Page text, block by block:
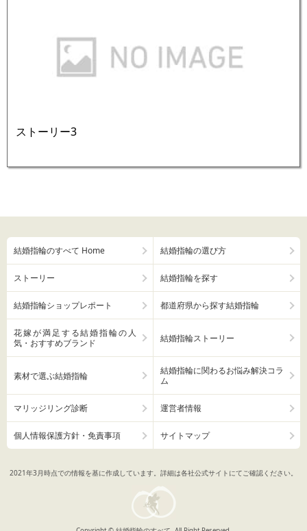
ストーリー3
結婚指輪のすべて Home 結婚指輪の選び方
ストーリー 結婚指輪を探す
結婚指輪ショップレポート 都道府県から探す結婚指輪
花嫁が満足する結婚指輪の人
気・おすすめブランド
結婚指輪ストーリー
素材で選ぶ結婚指輪
結婚指輪に関わるお悩み解決コラ
ム
マリッジリング診断 運営者情報
個人情報保護方針・免責事項 サイトマップ
2021年3月時点での情報を基に作成しています。詳細は各社公式サイトにてご確認ください。